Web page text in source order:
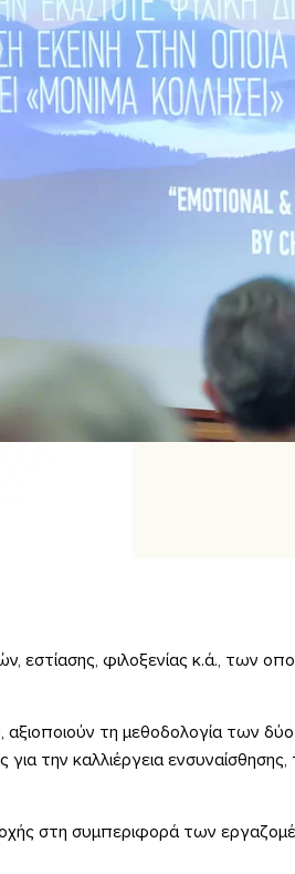
εστίασης, φιλοξενίας κ.ά., των
αξιοποιούν τη μεθοδολογία των
την καλλιέργεια ενσυναίσθησης,
στη συμπεριφορά των